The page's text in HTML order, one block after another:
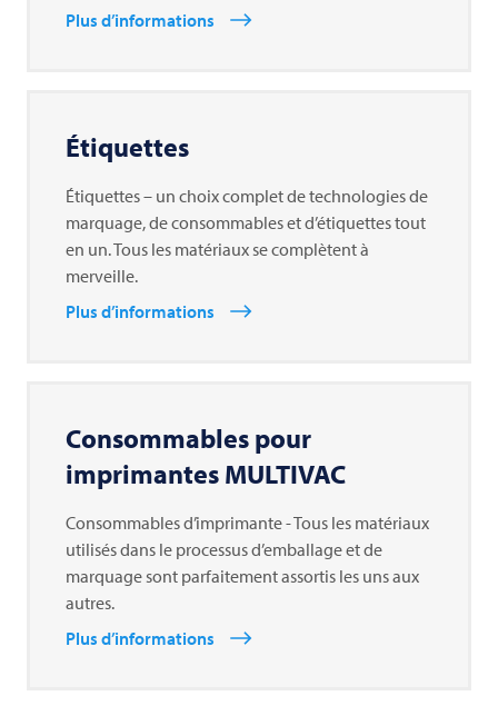
Plus d’informations
Étiquettes
Étiquettes – un choix complet de technologies de
marquage, de consommables et d’étiquettes tout
en un. Tous les matériaux se complètent à
merveille.
Plus d’informations
Consommables pour
imprimantes MULTIVAC
Consommables d’imprimante - Tous les matériaux
utilisés dans le processus d’emballage et de
marquage sont parfaitement assortis les uns aux
autres.
Plus d’informations